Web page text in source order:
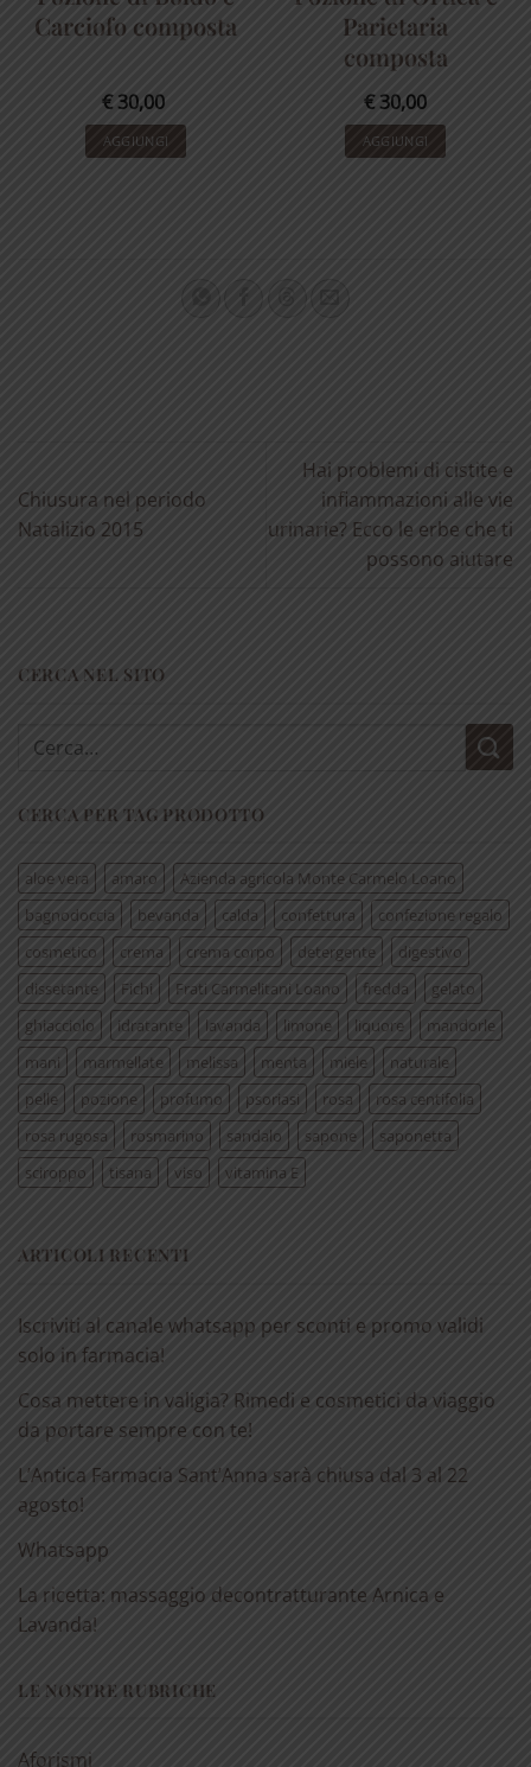
Carciofo composta
€30,00
AGGIUNGI
Parietaria
composta
€30,00
AGGIUNGI
Chiusura nel periodo
Natalizio 2015
Hai problemi di cistite e
infiammazioni alle vie
urinarie? Ecco le erbe che ti
possono aiutare
CERCA NEL SITO
Cerca:
CERCA PER TAG PRODOTTO
aloe vera amaro
Azienda agricola Monte Carmelo Loano
bagnodoccia
bevanda calda confettura
confezione regalo
cosmetico
crema crema corpo detergente
digestivo
dissetante
Fichi Frati Carmelitani Loano fredda
gelato
ghiacciolo
idratante lavanda limone liquore
mandorle
mani
marmellate melissa menta miele
naturale
pelle
pozione profumo psoriasi rosa
rosa centifolia
rosa rugosa
rosmarino sandalo sapone
saponetta
sciroppo
tisana viso vitamina E
ARTICOLI RECENTI
Iscriviti al canale whatsapp per sconti e promo validi
solo in farmacia!
Cosa mettere in valigia? Rimedi e cosmetici da viaggio
da portare sempre con te!
L’Antica Farmacia Sant’Anna sarà chiusa dal 3 al 22
agosto!
Whatsapp
La ricetta: massaggio decontratturante Arnica e
Lavanda!
LE NOSTRE RUBRICHE
Aforismi